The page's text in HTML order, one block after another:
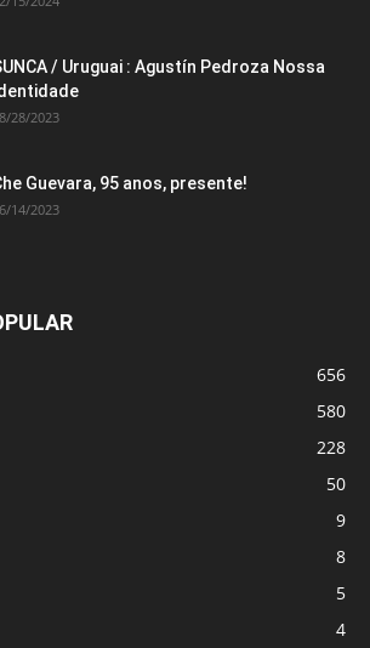
/ Uruguai : Agustín Pedroza Nossa
28/2023
Guevara, 95 anos, presente!
14/2023
656
580
228
50
9
8
5
4